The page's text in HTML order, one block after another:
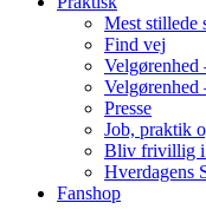
Mest stillede
Find vej
Velgørenhed
Velgørenhed
Presse
Job, praktik
Bliv frivillig i
Hverdagens
Fanshop